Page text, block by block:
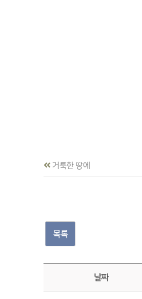
거룩한 땅에
목록
날짜